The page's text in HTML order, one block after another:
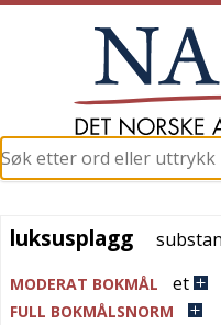
luksusplagg
luksusplagg
MODERAT BOKMÅL et
FULL BOKMÅLSNORM